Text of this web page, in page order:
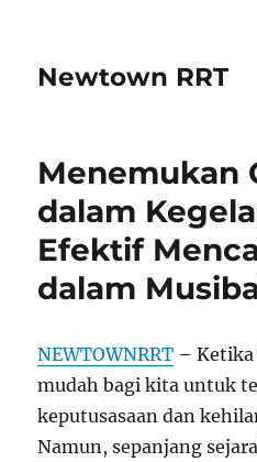
Newtown RRT
Menemukan
dalam
Efektif
dalam
NEWTOWNRRT – Ketika
mudah bagi kita untuk
keputusasaan dan
Namun, sepanjang